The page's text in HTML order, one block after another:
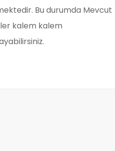
Bu durumda Mevcut
kalem kalem